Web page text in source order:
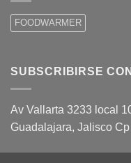
FOODWARMER
SUBSCRIBIRSE
Av Vallarta 3233 local
Guadalajara, Jalisco